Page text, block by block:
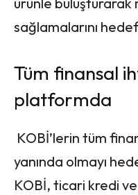
sağlamalarını
Tüm finansal
platformda
KOBİ’lerin tüm
yanında olmayı
KOBİ, ticari kredi